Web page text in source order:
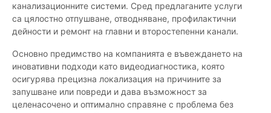
канализационните системи. Сред предлаганите услуги
са цялостно отпушване, отводняване, профилактични
дейности и ремонт на главни и второстепенни канали.
Основно предимство на компанията е въвеждането на
иновативни подходи като видеодиагностика, която
осигурява прецизна локализация на причините за
запушване или повреди и дава възможност за
целенасочено и оптимално справяне с проблема без